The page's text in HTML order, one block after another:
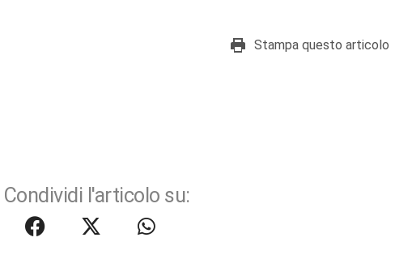
Stampa questo articolo
Condividi l'articolo su: